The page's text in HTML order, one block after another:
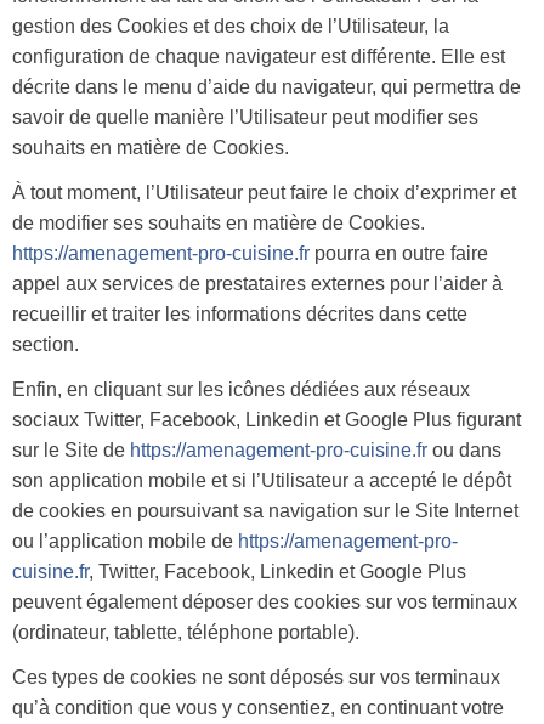
gestion des Cookies et des choix de l’Utilisateur, la
configuration de chaque navigateur est différente. Elle est
décrite dans le menu d’aide du navigateur, qui permettra de
savoir de quelle manière l’Utilisateur peut modifier ses
souhaits en matière de Cookies.
À tout moment, l’Utilisateur peut faire le choix d’exprimer et
de modifier ses souhaits en matière de Cookies.
https://amenagement-pro-cuisine.fr pourra en outre faire
appel aux services de prestataires externes pour l’aider à
recueillir et traiter les informations décrites dans cette
section.
Enfin, en cliquant sur les icônes dédiées aux réseaux
sociaux Twitter, Facebook, Linkedin et Google Plus figurant
sur le Site de https://amenagement-pro-cuisine.fr ou dans
son application mobile et si l’Utilisateur a accepté le dépôt
de cookies en poursuivant sa navigation sur le Site Internet
ou l’application mobile de https://amenagement-pro-
cuisine.fr, Twitter, Facebook, Linkedin et Google Plus
peuvent également déposer des cookies sur vos terminaux
(ordinateur, tablette, téléphone portable).
Ces types de cookies ne sont déposés sur vos terminaux
qu’à condition que vous y consentiez, en continuant votre